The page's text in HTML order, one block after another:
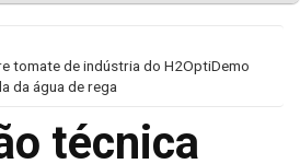
tomate de indústria do H2OptiDemo
da água de rega
técnica